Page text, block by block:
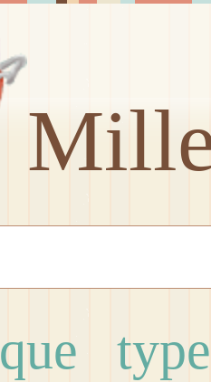
type